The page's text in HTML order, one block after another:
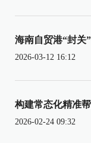
海南自贸港“封关
2026-03-12 16:12
构建常态化精准
2026-02-24 09:32